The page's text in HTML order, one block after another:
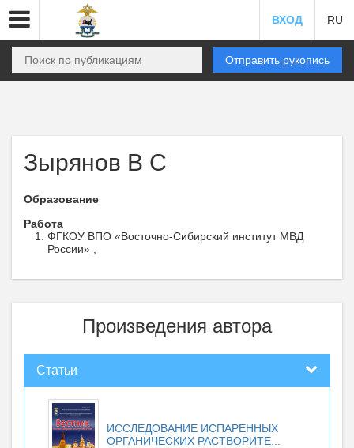
ВХОД RU
Отправить рукопись
Зырянов В С
Образование
Работа
ФГКОУ ВПО «Восточно-Сибирский институт МВД
России» ,
Произведения автора
Статьи
ИССЛЕДОВАНИЕ ИСПАРЕННЫХ
ОРГАНИЧЕСКИХ РАСТВОРИТЕ...